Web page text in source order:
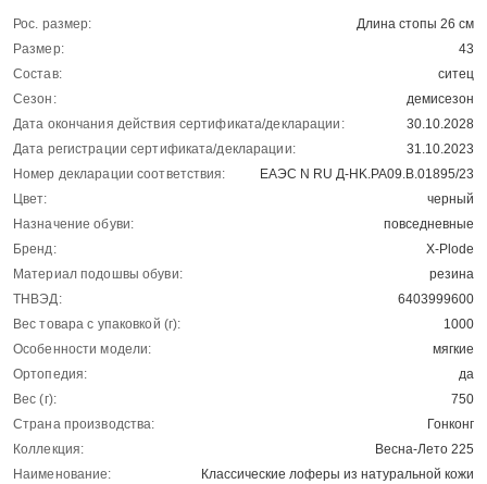
Рос. размер:
Длина стопы 26 см
Размер:
43
Состав:
ситец
Сезон:
демисезон
Дата окончания действия сертификата/декларации:
30.10.2028
Дата регистрации сертификата/декларации:
31.10.2023
Номер декларации соответствия:
ЕАЭС N RU Д-HK.РА09.В.01895/23
Цвет:
черный
Назначение обуви:
повседневные
Бренд:
X-Plode
Материал подошвы обуви:
резина
ТНВЭД:
6403999600
Вес товара с упаковкой (г):
1000
Особенности модели:
мягкие
Ортопедия:
да
Вес (г):
750
Страна производства:
Гонконг
Коллекция:
Весна-Лето 225
Наименование:
Классические лоферы из натуральной кожи